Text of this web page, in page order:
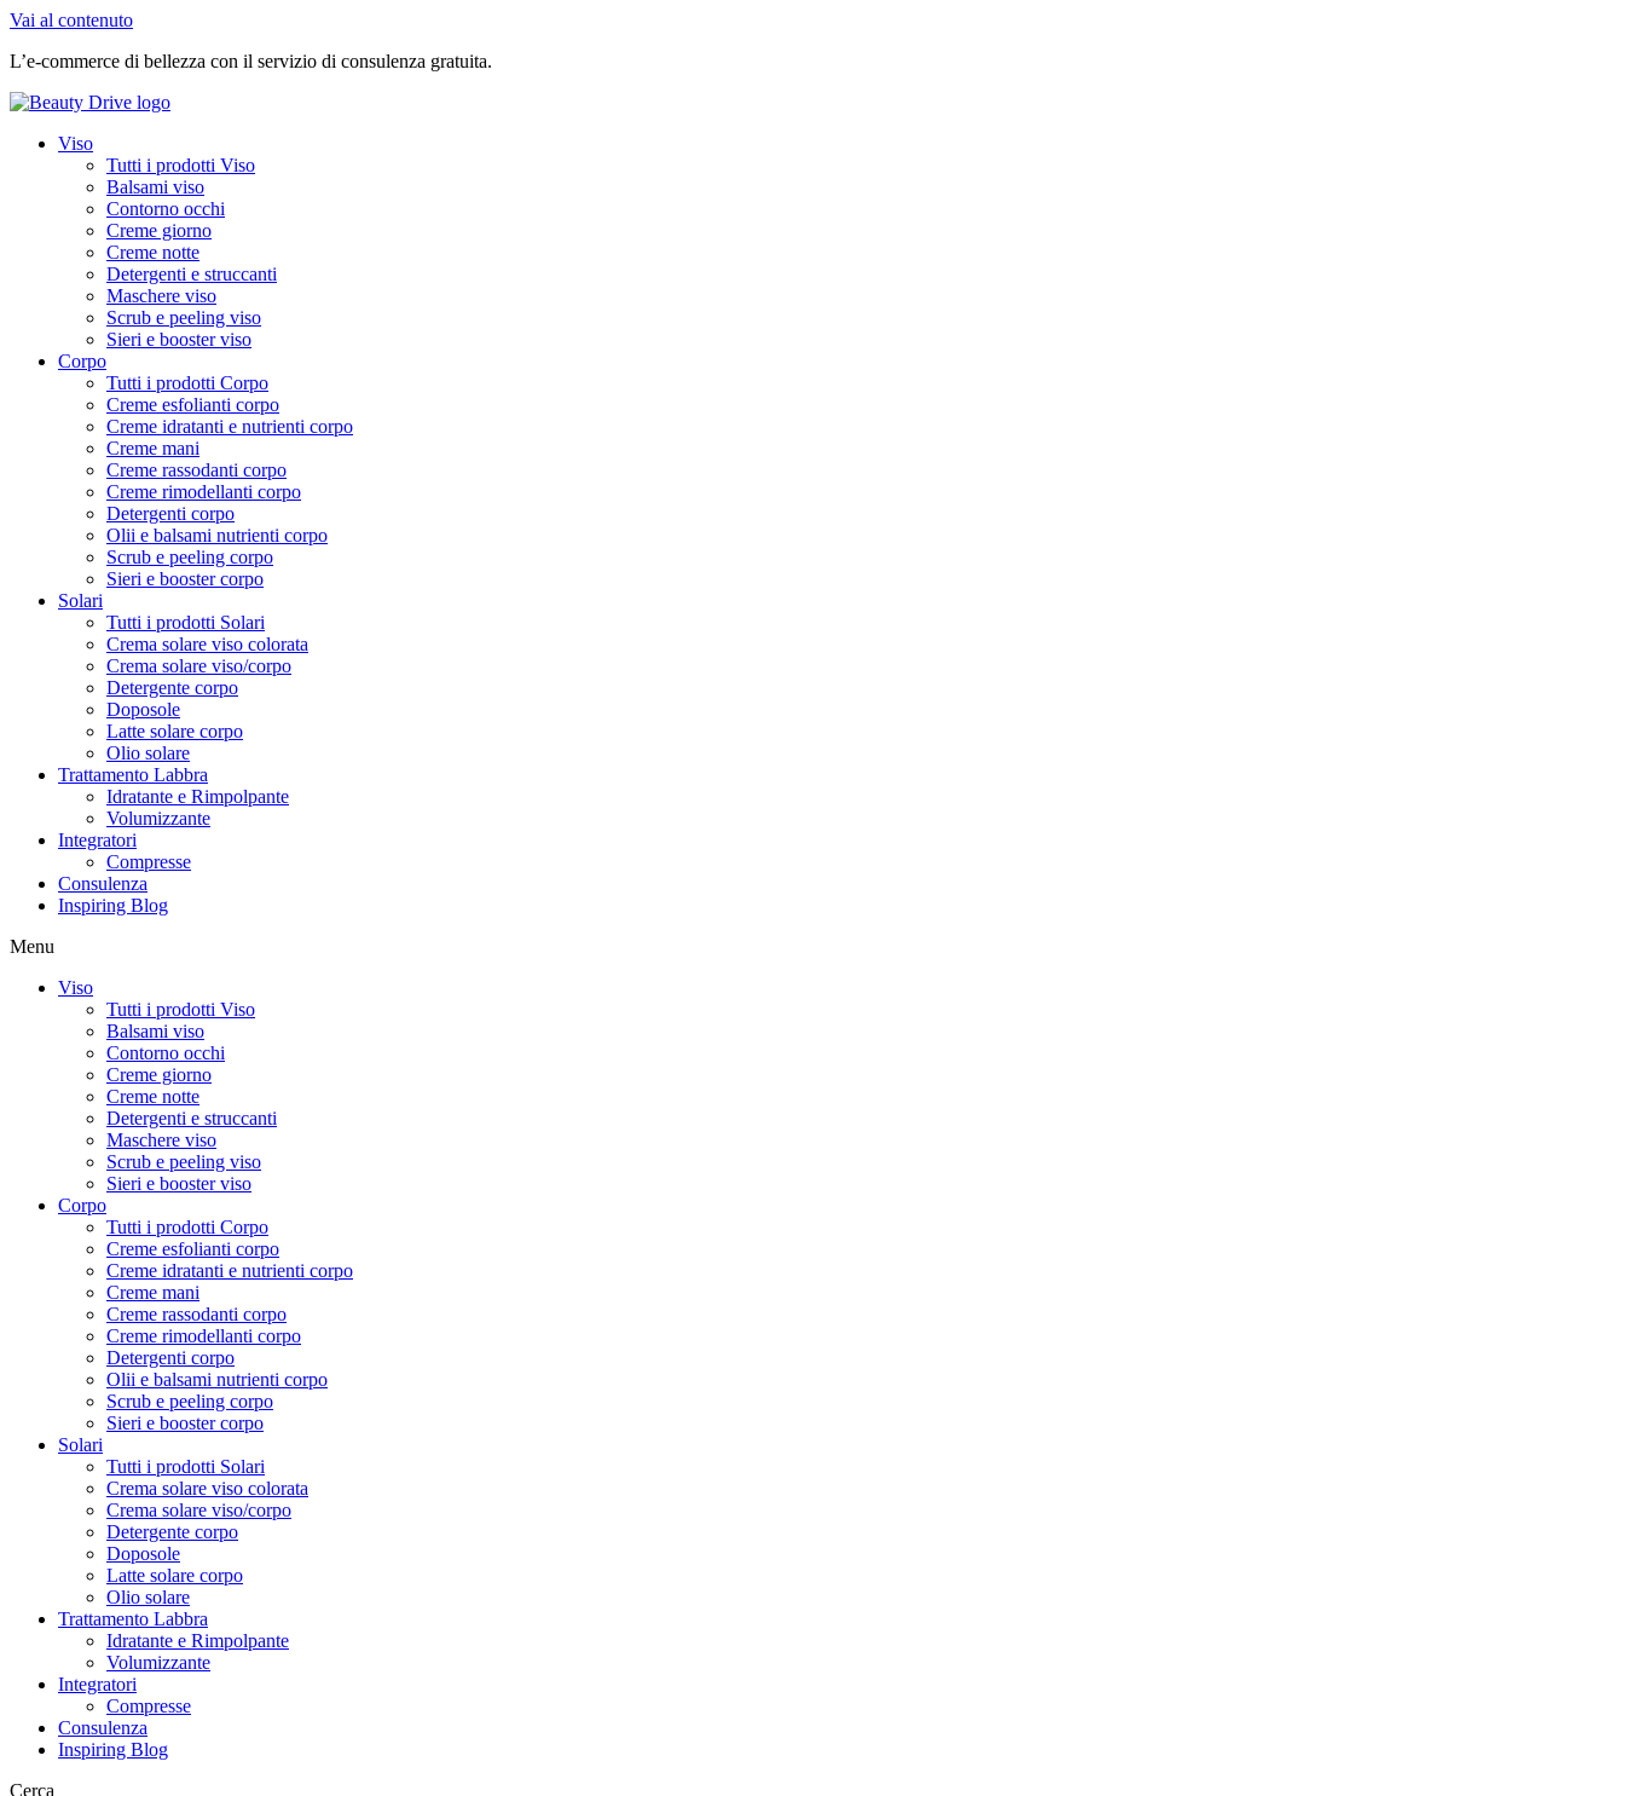
Vai al contenuto
L’e-commerce di bellezza con il servizio di consulenza gratuita.
Viso
Tutti i prodotti Viso
Balsami viso
Contorno occhi
Creme giorno
Creme notte
Detergenti e struccanti
Maschere viso
Scrub e peeling viso
Sieri e booster viso
Corpo
Tutti i prodotti Corpo
Creme esfolianti corpo
Creme idratanti e nutrienti corpo
Creme mani
Creme rassodanti corpo
Creme rimodellanti corpo
Detergenti corpo
Olii e balsami nutrienti corpo
Scrub e peeling corpo
Sieri e booster corpo
Solari
Tutti i prodotti Solari
Crema solare viso colorata
Crema solare viso/corpo
Detergente corpo
Doposole
Latte solare corpo
Olio solare
Trattamento Labbra
Idratante e Rimpolpante
Volumizzante
Integratori
Compresse
Consulenza
Inspiring Blog
Menu
Viso
Tutti i prodotti Viso
Balsami viso
Contorno occhi
Creme giorno
Creme notte
Detergenti e struccanti
Maschere viso
Scrub e peeling viso
Sieri e booster viso
Corpo
Tutti i prodotti Corpo
Creme esfolianti corpo
Creme idratanti e nutrienti corpo
Creme mani
Creme rassodanti corpo
Creme rimodellanti corpo
Detergenti corpo
Olii e balsami nutrienti corpo
Scrub e peeling corpo
Sieri e booster corpo
Solari
Tutti i prodotti Solari
Crema solare viso colorata
Crema solare viso/corpo
Detergente corpo
Doposole
Latte solare corpo
Olio solare
Trattamento Labbra
Idratante e Rimpolpante
Volumizzante
Integratori
Compresse
Consulenza
Inspiring Blog
Cerca